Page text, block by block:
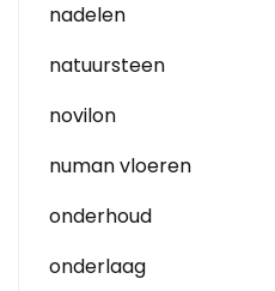
nadelen
natuursteen
novilon
numan vloeren
onderhoud
onderlaag